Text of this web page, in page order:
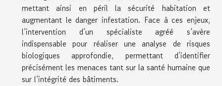
mettant ainsi en péril la sécurité habitation et
augmentant le danger infestation. Face à ces enjeux,
l’intervention d’un spécialiste agréé s’avère
indispensable pour réaliser une analyse de risques
biologiques approfondie, permettant d’identifier
précisément les menaces tant sur la santé humaine que
sur l’intégrité des bâtiments.